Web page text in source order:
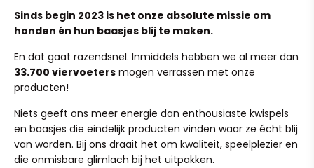
Wil je een artikel terugsturen of omruilen? Stuur
simpelweg een mailtje naar team@ruffy.nl en we regelen
het soepel voor je.
(Heeft je pup in al zijn enthousiasme het product per
ongeluk kapot gekauwd? Dit valt helaas niet onder
normale slijtage, maar mail ons ook dan gerust even, we
kijken graag of we iets voor je kunnen betekenen!)
Nederland en België!
Zodra jij je bestelling plaatst, gaan we direct voor je aan
de slag. Onze verwerkingstijd is 1 tot 2 werkdagen, waarna
je pakketje binnen 4 tot 6 kalenderdagen bij je wordt
bezorgd.
Heb je per ongeluk een verkeerd adres ingevuld? Stuur
ons dan binnen 24 uur een mailtje op team@ruffy.nl, dan
lossen we het direct voor je op."
Sinds begin 2023 is het onze absolute missie om
honden én hun baasjes blij te maken.
En dat gaat razendsnel. Inmiddels hebben we al meer dan
33.700 viervoeters mogen verrassen met onze
producten!
Niets geeft ons meer energie dan enthousiaste kwispels
en baasjes die eindelijk producten vinden waar ze écht blij
van worden. Bij ons draait het om kwaliteit, speelplezier en
die onmisbare glimlach bij het uitpakken.